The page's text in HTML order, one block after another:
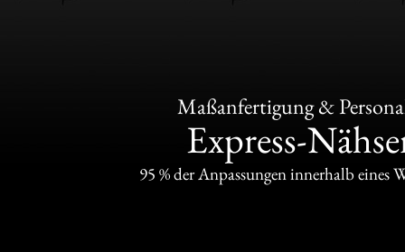
Maßanfertigung &
Express-
95 % der Anpassungen innerhalb eines